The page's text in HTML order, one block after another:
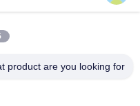
product are you looking for?